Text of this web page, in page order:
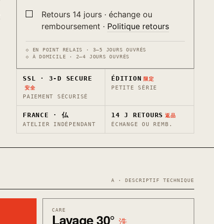
Retours 14 jours · échange ou
remboursement · Politique retours
◇ EN POINT RELAIS · 3–5 JOURS OUVRÉS
◇ À DOMICILE · 2–4 JOURS OUVRÉS
SSL · 3-D SECURE
安全
PAIEMENT SÉCURISÉ
ÉDITION 限定
PETITE SÉRIE
FRANCE · 仏
ATELIER INDÉPENDANT
14 J RETOURS 返品
ÉCHANGE OU REMB.
A · DESCRIPTIF TECHNIQUE
CARE
Lavage 30°